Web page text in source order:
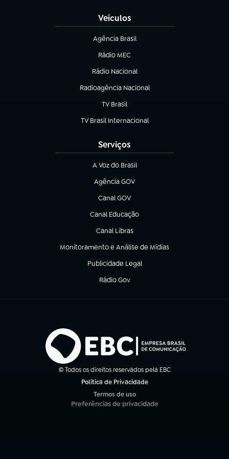
Veículos
Agência Brasil
(abre em nova aba)
Rádio MEC
(abre em nova aba)
Rádio Nacional
Radioagência Nacional
(abre em nova aba)
TV Brasil
(abre em nova aba)
TV Brasil Internacional
(abre em nova aba)
Serviços
A Voz do Brasil
(abre em nova aba)
Agência GOV
(abre em nova aba)
Canal GOV
(abre em nova aba)
Canal Educação
(abre em nova aba)
Canal Libras
(abre em nova aba)
Monitoramento e Análise de Mídias
(abre em nova aba)
Publicidade Legal
(abre em nova aba)
Rádio Gov
(abre em nova aba)
© Todos os direitos reservados pela EBC
Política de Privacidade
Termos de uso
(abre em nova aba)
Preferências de privacidade